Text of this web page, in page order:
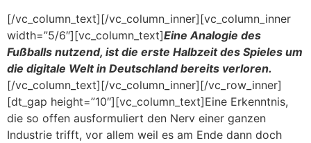
[/vc_column_text][/vc_column_inner][vc_column_inner
width=”5/6″][vc_column_text]Eine Analogie des
Fußballs nutzend, ist die erste Halbzeit des Spieles um
die digitale Welt in Deutschland bereits verloren.
[/vc_column_text][/vc_column_inner][/vc_row_inner]
[dt_gap height=”10″][vc_column_text]Eine Erkenntnis,
die so offen ausformuliert den Nerv einer ganzen
Industrie trifft, vor allem weil es am Ende dann doch